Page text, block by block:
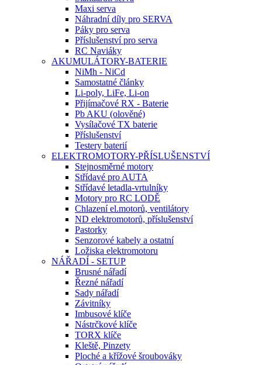
Maxi serva
Náhradní díly pro SERVA
Páky pro serva
Příslušenství pro serva
RC Naviáky
AKUMULÁTORY-BATERIE
NiMh - NiCd
Samostatné články
Li-poly, LiFe, Li-on
Přijímačové RX - Baterie
Pb AKU (olověné)
Vysílačové TX baterie
Příslušenství
Testery baterií
ELEKTROMOTORY-PŘÍSLUŠENSTVÍ
Stejnosměrné motory
Střídavé pro AUTA
Střídavé letadla-vrtulníky
Motory pro RC LODĚ
Chlazení el.motorů, ventilátory
ND elektromotorů, příslušenství
Pastorky
Senzorové kabely a ostatní
Ložiska elektromotoru
NÁŘADÍ - SETUP
Brusné nářadí
Řezné nářadí
Sady nářadí
Závitníky
Imbusové klíče
Nástrčkové klíče
TORX klíče
Kleště, Pinzety
Ploché a křížové šroubováky